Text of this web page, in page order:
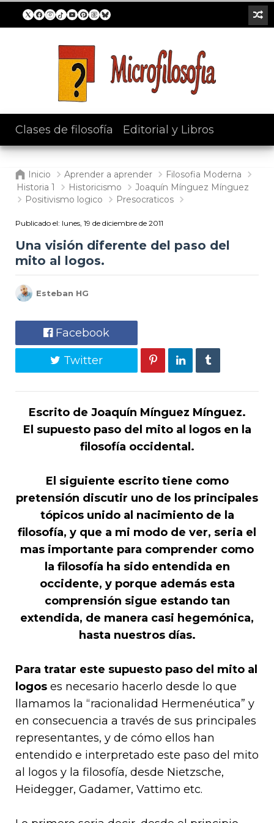
Clases de filosofía Editorial y Libros
Inicio Aprender a aprender
Filosofia Moderna
Historia 1
Historicismo
Joaquín Mínguez Mínguez
Positivismo logico
Presocraticos
Publicado el: lunes, 19 de diciembre de 2011
Una visión diferente del paso del
mito al logos.
Esteban HG
Facebook
Twitter
Escrito de Joaquín Mínguez Mínguez.
El supuesto paso del mito al logos en la
filosofía occidental.
El siguiente escrito tiene como
pretensión discutir uno de los principales
tópicos unido al nacimiento de la
filosofía, y que a mi modo de ver, seria el
mas importante para comprender como
la filosofía ha sido entendida en
occidente, y porque además esta
comprensión sigue estando tan
extendida, de manera casi hegemónica,
hasta nuestros días.
Para tratar este supuesto paso del mito al
logos es necesario hacerlo desde lo que
llamamos la “racionalidad Hermenéutica” y
en consecuencia a través de sus principales
representantes, y de cómo ellos han
entendido e interpretado este paso del mito
al logos y la filosofía, desde Nietzsche,
Heidegger, Gadamer, Vattimo etc.